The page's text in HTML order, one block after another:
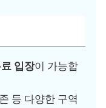
입장이 가능합
등 다양한 구역